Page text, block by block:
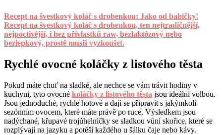
Recept na švestkový koláč s drobenkou: Jako od babičky!
Recept na švestkový koláč s drobenkou, ten nejtradičnější,
nejpoctivější, i bez přívlastků raw, bezlaktózový nebo
bezlepkový, prostě musíš vyzkoušet.
Rychlé ovocné koláčky z listového těsta
Pokud máte chuť na sladké, ale nechce se vám trávit hodiny v
kuchyni, tyto ovocné koláčky z listového těsta jsou ideální volbou.
Jsou jednoduché, rychle hotové a dají se připravit s jakýmkoli
sezónním ovocem, které máte právě po ruce. Výsledkem jsou
nadýchané, křupavé trojúhelníčky se sladkou vůní skořice, které se
rozplývají na jazyku a potěší každého u šálku čaje nebo kávy.